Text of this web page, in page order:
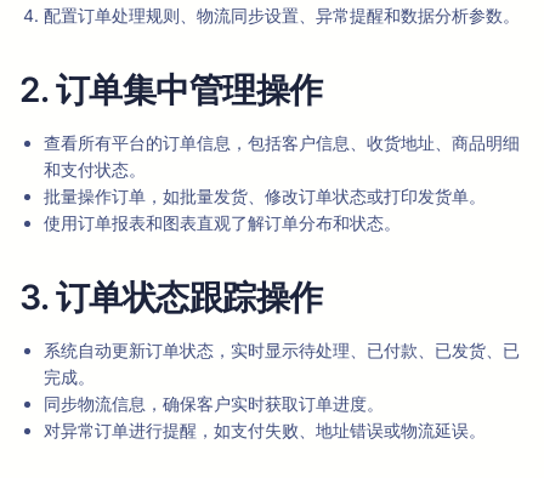
配置订单处理规则、物流同步设置、异常提醒和数据分析参数。
2. 订单集中管理操作
查看所有平台的订单信息，包括客户信息、收货地址、商品明细
和支付状态。
批量操作订单，如批量发货、修改订单状态或打印发货单。
使用订单报表和图表直观了解订单分布和状态。
3. 订单状态跟踪操作
系统自动更新订单状态，实时显示待处理、已付款、已发货、已
完成。
同步物流信息，确保客户实时获取订单进度。
对异常订单进行提醒，如支付失败、地址错误或物流延误。